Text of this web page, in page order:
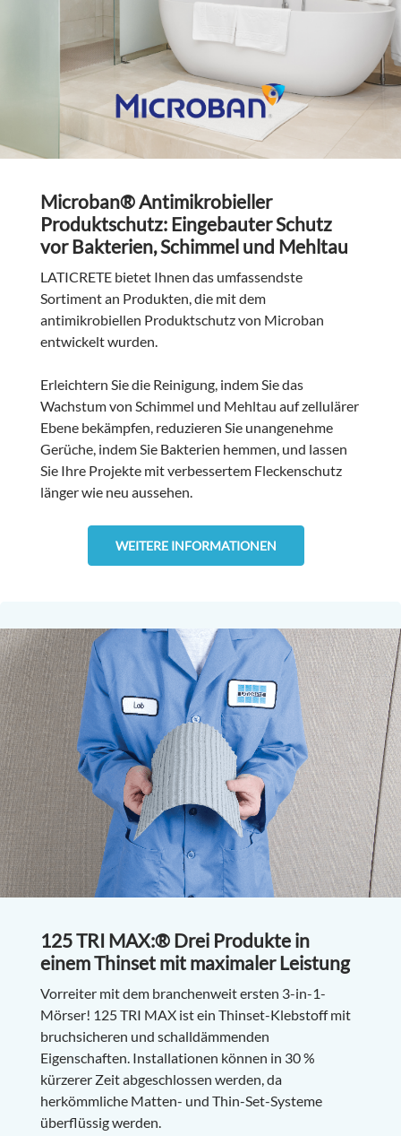
Microban® Antimikrobieller
Produktschutz: Eingebauter Schutz
vor Bakterien, Schimmel und Mehltau
LATICRETE bietet Ihnen das umfassendste
Sortiment an Produkten, die mit dem
antimikrobiellen Produktschutz von Microban
entwickelt wurden.
Erleichtern Sie die Reinigung, indem Sie das
Wachstum von Schimmel und Mehltau auf zellulärer
Ebene bekämpfen, reduzieren Sie unangenehme
Gerüche, indem Sie Bakterien hemmen, und lassen
Sie Ihre Projekte mit verbessertem Fleckenschutz
länger wie neu aussehen.
WEITERE INFORMATIONEN
125 TRI MAX:® Drei Produkte in
einem Thinset mit maximaler Leistung
Vorreiter mit dem branchenweit ersten 3-in-1-
Mörser! 125 TRI MAX ist ein Thinset-Klebstoff mit
bruchsicheren und schalldämmenden
Eigenschaften. Installationen können in 30 %
kürzerer Zeit abgeschlossen werden, da
herkömmliche Matten- und Thin-Set-Systeme
überflüssig werden.